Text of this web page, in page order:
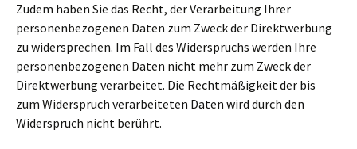
Zudem haben Sie das Recht, der Verarbeitung Ihrer
personenbezogenen Daten zum Zweck der Direktwerbung
zu widersprechen. Im Fall des Widerspruchs werden Ihre
personenbezogenen Daten nicht mehr zum Zweck der
Direktwerbung verarbeitet. Die Rechtmäßigkeit der bis
zum Widerspruch verarbeiteten Daten wird durch den
Widerspruch nicht berührt.